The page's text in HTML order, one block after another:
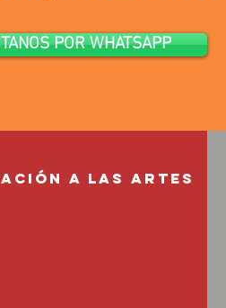
POR WHATSAPP
A LAS ARTES